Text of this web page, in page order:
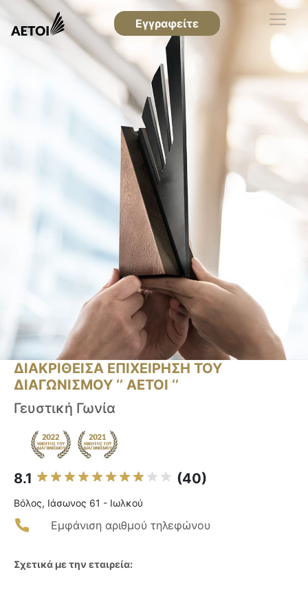
Εγγραφείτε
ΔΙΑΚΡΙΘΕΙΣΑ ΕΠΙΧΕΙΡΗΣΗ ΤΟΥ
ΔΙΑΓΩΝΙΣΜΟΥ ‘’ ΑΕΤΟΙ ‘’
Γευστική Γωνία
8.1 (40)
Βόλος, Ιάσωνος 61 - Ιωλκού
Εμφάνιση αριθμού τηλεφώνου
Σχετικά με την εταιρεία: